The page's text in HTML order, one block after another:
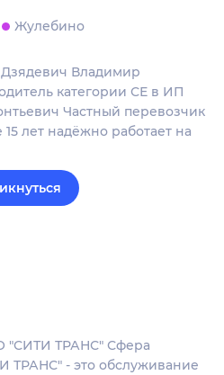
Жулебино
Владимир
категории СЕ в ИП
Частный перевозчик
лет надёжно работает на
"СИТИ ТРАНС" Сфера
ТРАНС" - это обслуживание